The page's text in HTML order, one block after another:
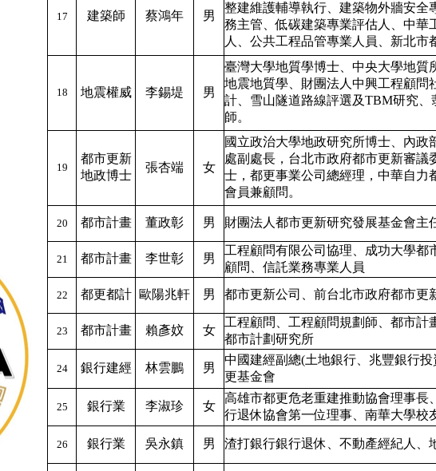
17 建築師 蔡鴻年 男
整建維護輔導執行、建築物外牆安全
務主管、低碳建築專業評估人、中華
人、公共工程品管專業人員、新北市
18 地震權威 李錫堤 男
臺灣大學地質學博士、中央大學地質
地震地質學、財團法人中興工程顧問
計、雪山隧道路線評選及TBM研究
師。
19
都市更新
地政博士
張杏端 女
國立政治大學地政研究所博士、內
處副處長，台北市政府都市更新審
士，都更事業公司總經理，中華自力
會員兼顧問。
20 都市計畫 董政彰 男 財團法人都市更新研究發展基金會主
21 都市計畫 李世彰 男
工程顧問有限公司協理、成功大學都
顧問、信託業務專業人員
22 都更都計 歐陽兆軒 男 都市更新公司、前台北市政府都市更
23 都市計畫 賴彥妏 女
工程顧問、工程顧問規劃師、都市計
都市計劃研究所
24 銀行建經 林雲鵬 男
中國建經副總(土地銀行、兆豐銀行
更基金會
25 銀行業 李淑珍 女
高雄市都更危老重建推動協會理事長
行退休協會第一位理事、南華大學校
26 銀行業 吳永鎮 男 渣打銀行銀行退休、不動產經紀人、